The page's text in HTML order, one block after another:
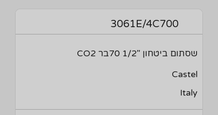
3061E/4C700
שסתום ביטחון "1/2 70בר CO2
Castel
Italy